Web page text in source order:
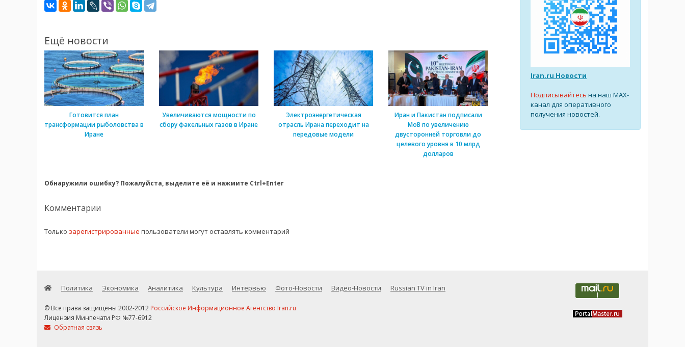
Ещё новости
Готовится план
трансформации рыболовства в
Иране
Увеличиваются мощности по
сбору факельных газов в Иране
Электроэнергетическая
отрасль Ирана переходит на
передовые модели
Иран и Пакистан подписали
МоВ по увеличению
двусторонней торговли до
целевого уровня в 10 млрд
долларов
Обнаружили ошибку? Пожалуйста, выделите её и нажмите Ctrl+Enter
Комментарии
Только зарегистрированные пользователи могут оставлять комментарий
Iran.ru Новости
Подписывайтесь на наш MAX-
канал для оперативного
получения новостей.
Политика Экономика Аналитика Культура Интервью Фото-Новости Видео-Новости Russian TV in Iran
© Все права защищены 2002-2012 Российское Информационное Агентство Iran.ru
Лицензия Минпечати РФ №77-6912
Обратная связь